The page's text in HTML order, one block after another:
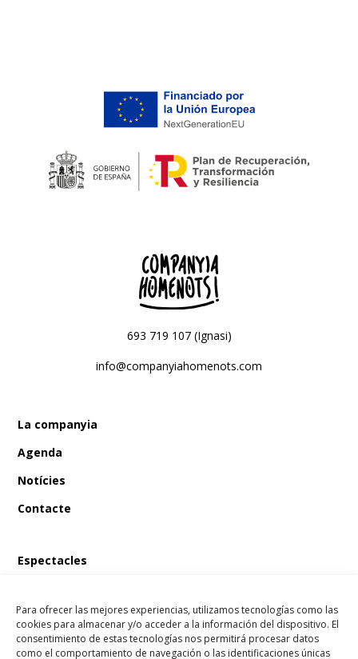
Para ofrecer las mejores experiencias, utilizamos tecnologías como las
cookies para almacenar y/o acceder a la información del dispositivo. El
consentimiento de estas tecnologías nos permitirá procesar datos
como el comportamiento de navegación o las identificaciones únicas
693 719 107 (Ignasi)
info@companyiahomenots.com
La companyia
Agenda
Notícies
Contacte
Espectacles
En Bum i el llibre màgic de les fades
En Bum i l’estel dels desitjos